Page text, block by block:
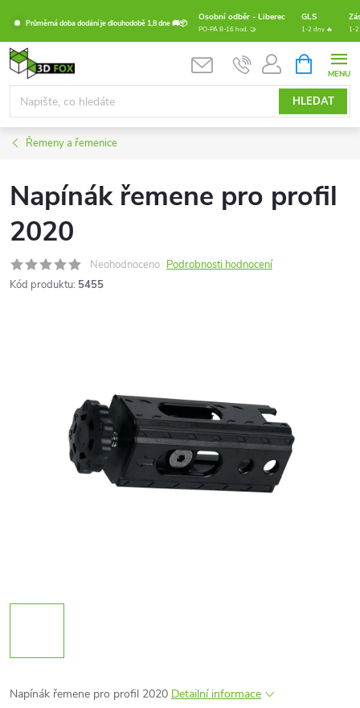
obsah
Průměrná doba dodání je dlouhodobě 1,8 dne 🚚📦
Osobní odběr - Liberec GLS
PO-PÁ 8-16 hod. 🤝 1-2 dny 🔥 1-
HLEDAT
NÁKUPNÍ
KOŠÍK
Řemeny a řemenice
Napínák řemene pro profil
2020
Neohodnoceno Podrobnosti hodnocení
Kód produktu: 5455
Napínák řemene pro profil 2020 Detailní informace